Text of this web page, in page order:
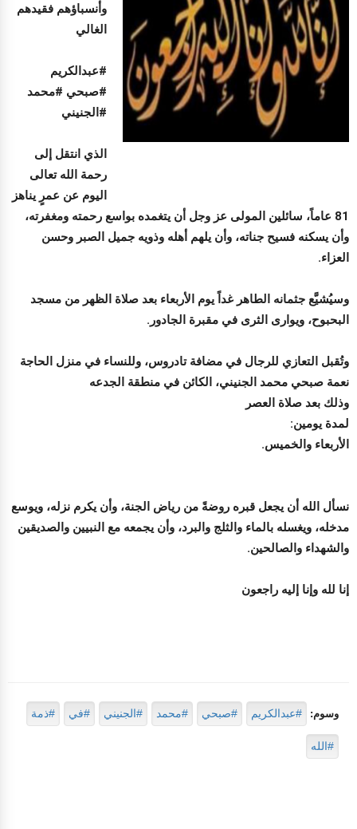
وأنسباؤهم فقيدهم
الغالي
#عبدالكريم
#صبحي #محمد
#الجنيني
الذي انتقل إلى
رحمة الله تعالى
اليوم عن عمرٍ يناهز
81 عاماً، سائلين المولى عز وجل أن يتغمده بواسع رحمته ومغفرته،
وأن يسكنه فسيح جناته، وأن يلهم أهله وذويه جميل الصبر وحسن
العزاء.
وسيُشيَّع جثمانه الطاهر غداً يوم الأربعاء بعد صلاة الظهر من مسجد
البحبوح، ويوارى الثرى في مقبرة الجادور.
وتُقبل التعازي للرجال في مضافة تادروس، وللنساء في منزل الحاجة
نعمة صبحي محمد الجنيني، الكائن في منطقة الجدعه
وذلك بعد صلاة العصر
لمدة يومين:
الأربعاء والخميس.
نسأل الله أن يجعل قبره روضةً من رياض الجنة، وأن يكرم نزله، ويوسع
مدخله، ويغسله بالماء والثلج والبرد، وأن يجمعه مع النبيين والصديقين
والشهداء والصالحين.
إنا لله وإنا إليه راجعون
وسوم: #عبدالكريم #صبحي #محمد #الجنيني #في #ذمة
#الله